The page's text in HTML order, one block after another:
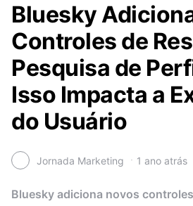
Bluesky
Controles de
Pesquisa de
Isso Impacta a
do Usuário
Jornada Marketing 1 ano atrás
Bluesky adiciona novos